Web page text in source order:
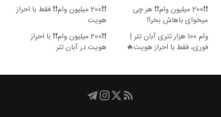
❗❗200 میلیون وام❗❗ هر چی
میخوای باهاش بخر!!
❗❗200 میلیون وام❗❗ فقط با احراز
هویت
وام 100 هزار تتری آبان تتر |
فوری، فقط با احراز هویت🔥
❗❗200 میلیون وام❗❗ با احراز
هویت در آبان تتر